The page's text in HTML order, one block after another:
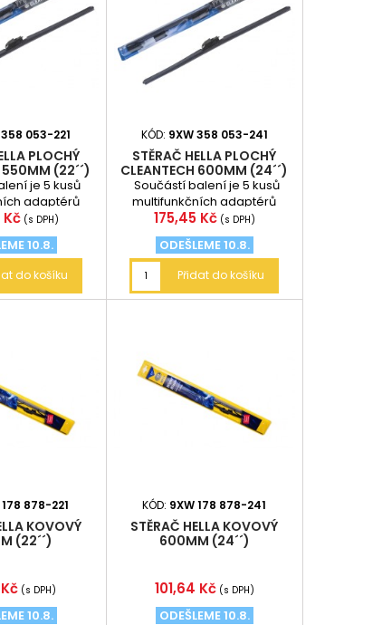
053-221
PLOCHÝ
550MM (22´´)
je 5 kusů
adaptérů
Kč (s DPH)
10.8.
do košíku
KÓD: 9XW 358 053-241
STĚRAČ HELLA PLOCHÝ
CLEANTECH 600MM (24´´)
Součástí balení je 5 kusů
multifunkčních adaptérů
Cena
175,45 Kč (s DPH)
ODEŠLEME 10.8.
Přidat do košíku
178 878-221
KOVOVÝ
(22´´)
(s DPH)
10.8.
KÓD: 9XW 178 878-241
STĚRAČ HELLA KOVOVÝ
600MM (24´´)
Cena
101,64 Kč (s DPH)
ODEŠLEME 10.8.